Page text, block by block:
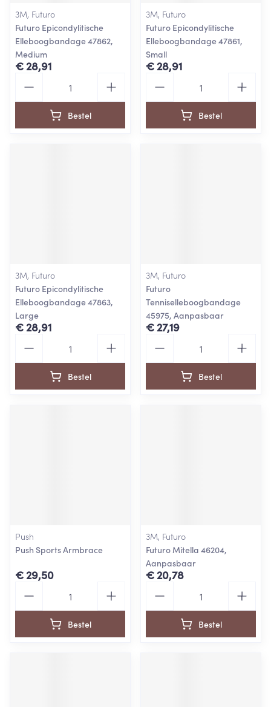
3M, Futuro
Futuro Epicondylitische
Elleboogbandage 47862,
Medium
€ 28,91
Bestel
3M, Futuro
Futuro Epicondylitische
Elleboogbandage 47861,
Small
€ 28,91
Bestel
3M, Futuro
Futuro Epicondylitische
Elleboogbandage 47863,
Large
€ 28,91
Bestel
3M, Futuro
Futuro
Tenniselleboogbandage
45975, Aanpasbaar
€ 27,19
Bestel
Push
Push Sports Armbrace
€ 29,50
Bestel
3M, Futuro
Futuro Mitella 46204,
Aanpasbaar
€ 20,78
Bestel